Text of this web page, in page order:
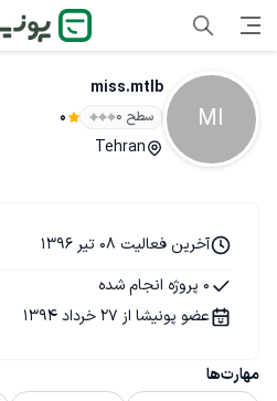
MI
miss.mtlb
سطح ۰ 0
Tehran
مهارت‌ها
آخرین فعالیت 08 تیر 1396
0 پروژه انجام شده
عضو پونیشا از 27 خرداد 1394